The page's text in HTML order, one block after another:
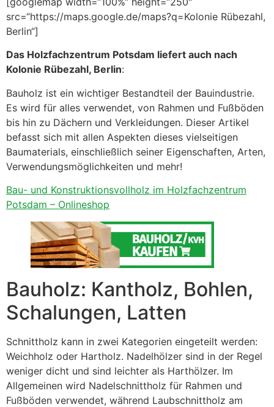
src=“https://maps.google.de/maps?q=Kolonie Rübezahl,
Berlin“]
Das Holzfachzentrum Potsdam liefert auch nach
Kolonie Rübezahl, Berlin:
Bauholz ist ein wichtiger Bestandteil der Bauindustrie.
Es wird für alles verwendet, von Rahmen und Fußböden
bis hin zu Dächern und Verkleidungen. Dieser Artikel
befasst sich mit allen Aspekten dieses vielseitigen
Baumaterials, einschließlich seiner Eigenschaften, Arten,
Verwendungsmöglichkeiten und mehr!
Bau- und Konstruktionsvollholz im Holzfachzentrum
Potsdam – Onlineshop
Bauholz: Kantholz, Bohlen,
Schalungen, Latten
Schnittholz kann in zwei Kategorien eingeteilt werden:
Weichholz oder Hartholz. Nadelhölzer sind in der Regel
weniger dicht und sind leichter als Harthölzer. Im
Allgemeinen wird Nadelschnittholz für Rahmen und
Fußböden verwendet, während Laubschnittholz am